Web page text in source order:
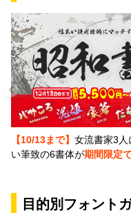
【10/13まで】 女流書家3人
い筆致の6書体が期間限定
目的別フォント